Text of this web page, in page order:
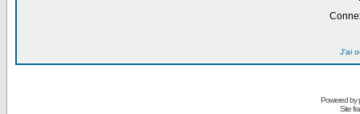
J'ai
Powered by
Site